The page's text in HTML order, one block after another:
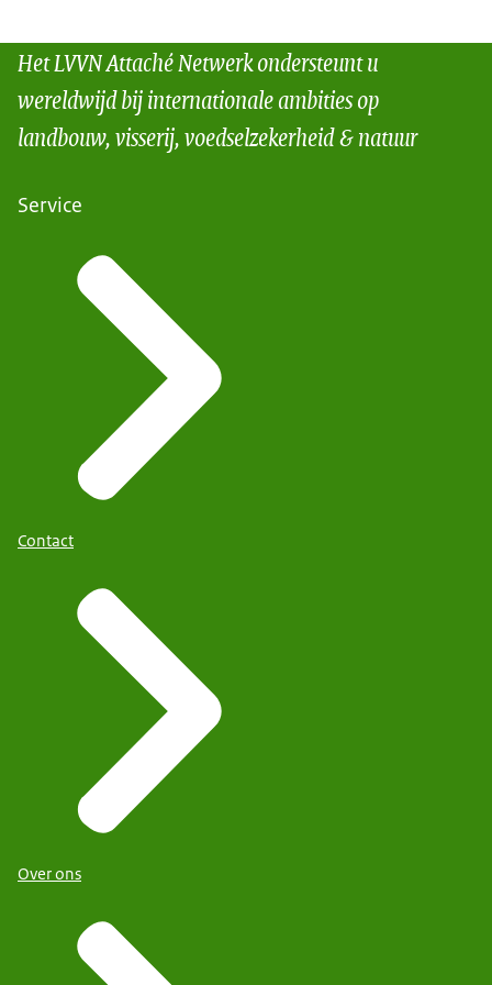
Het LVVN Attaché Netwerk ondersteunt u
wereldwijd bij internationale ambities op
landbouw, visserij, voedselzekerheid & natuur
Service
Contact
Over ons